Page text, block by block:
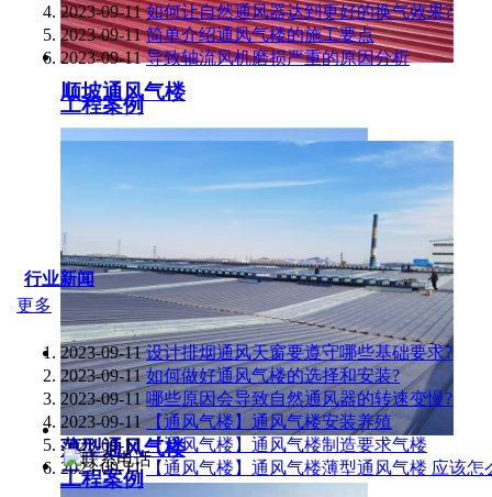
顺坡通风气楼
薄型通风气楼
工程案例
工程案例
2023-09-11 如何让自然通风器达到更好的换气效果?
2023-09-11 简单介绍通风气楼的施工要点
2023-09-11 导致轴流风机磨损严重的原因分析
行业新闻
更多
2023-09-11 设计排烟通风天窗要遵守哪些基础要求?
2023-09-11 如何做好通风气楼的选择和安装?
2023-09-11 哪些原因会导致自然通风器的转速变慢?
2023-09-11 【通风气楼】通风气楼安装养殖
2023-09-11 【通风气楼】通风气楼制造要求气楼
2023-09-11 【通风气楼】通风气楼薄型通风气楼 应该怎